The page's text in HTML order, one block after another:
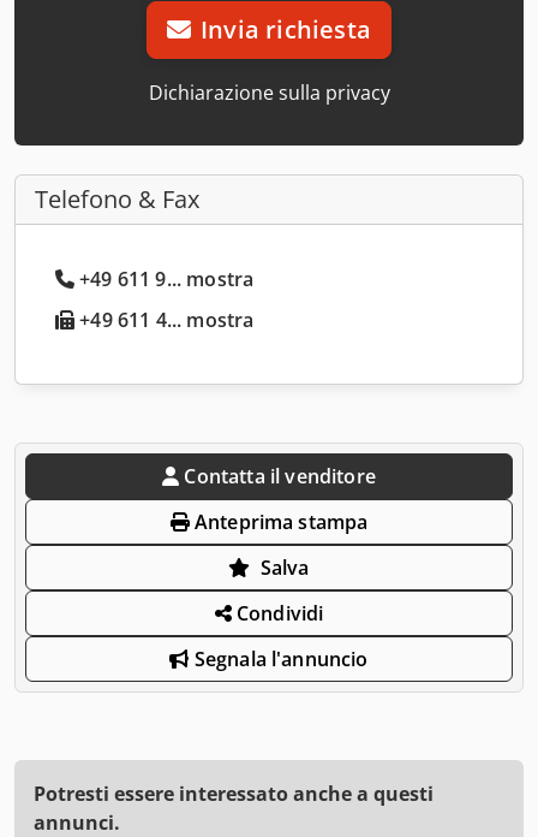
Invia richiesta
Dichiarazione sulla privacy
Telefono & Fax
+49 611 9... mostra
+49 611 4... mostra
Contatta il venditore
Anteprima stampa
Salva
Condividi
Segnala l'annuncio
Potresti essere interessato anche a questi
annunci.